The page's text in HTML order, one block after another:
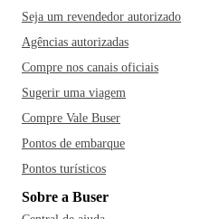
Seja um revendedor autorizado
Agências autorizadas
Compre nos canais oficiais
Sugerir uma viagem
Compre Vale Buser
Pontos de embarque
Pontos turísticos
Sobre a Buser